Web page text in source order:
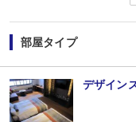
※ 12月31日から1月3日ま
食物アレルギーについて
部屋タイプ
デザイン